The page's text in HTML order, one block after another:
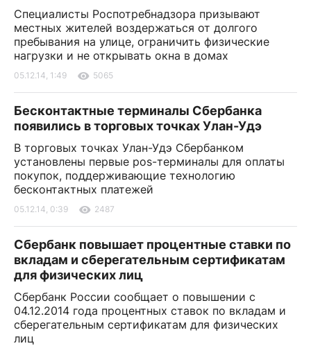
Специалисты Роспотребнадзора призывают
местных жителей воздержаться от долгого
пребывания на улице, ограничить физические
нагрузки и не открывать окна в домах
05.12.14, 1:49 5065
Бесконтактные терминалы Сбербанка
появились в торговых точках Улан-Удэ
В торговых точках Улан-Удэ Сбербанком
установлены первые pos-терминалы для оплаты
покупок, поддерживающие технологию
бесконтактных платежей
05.12.14, 0:39 2487
Сбербанк повышает процентные ставки по
вкладам и сберегательным сертификатам
для физических лиц
Сбербанк России сообщает о повышении с
04.12.2014 года процентных ставок по вкладам и
сберегательным сертификатам для физических
лиц